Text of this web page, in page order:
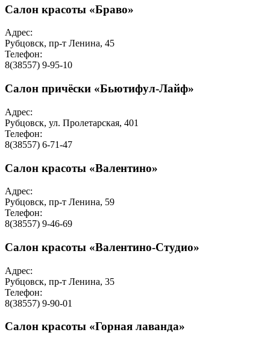
Салон красоты «Браво»
Адрес:
Рубцовск, пр-т Ленина, 45
Телефон:
8(38557) 9-95-10
Салон причёски «Бьютифул-Лайф»
Адрес:
Рубцовск, ул. Пролетарская, 401
Телефон:
8(38557) 6-71-47
Салон красоты «Валентино»
Адрес:
Рубцовск, пр-т Ленина, 59
Телефон:
8(38557) 9-46-69
Салон красоты «Валентино-Студио»
Адрес:
Рубцовск, пр-т Ленина, 35
Телефон:
8(38557) 9-90-01
Салон красоты «Горная лаванда»